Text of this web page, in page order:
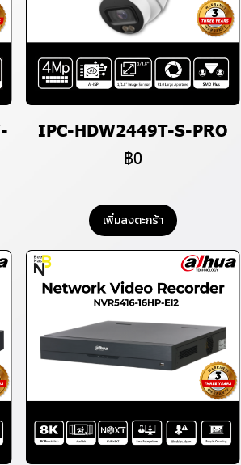
IPC-HDW2449T-S-PRO
฿0
เพิ่มลงตะกร้า